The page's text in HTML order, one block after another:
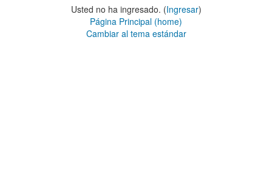
Usted no ha ingresado. (Ingresar)
Página Principal (home)
Cambiar al tema estándar